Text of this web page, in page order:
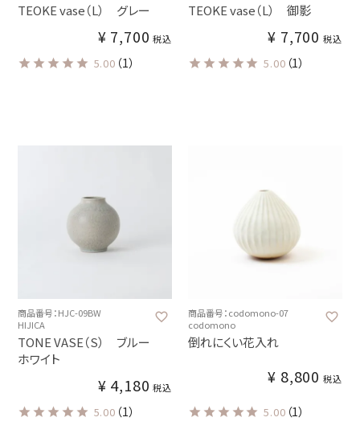
TEOKE vase（L） グレー
¥ 7,700 税込
5.00 （1）
TEOKE vase（L） 御影
¥ 7,700 税込
5.00 （1）
商品番号：HJC-09BW
HIJICA
TONE VASE（S） ブルー
ホワイト
¥ 4,180 税込
5.00 （1）
商品番号：codomono-07
codomono
倒れにくい花入れ
¥ 8,800 税込
5.00 （1）